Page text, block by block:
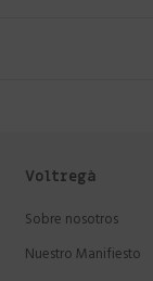
Voltregà
Sobre nosotros
Nuestro Manifiesto